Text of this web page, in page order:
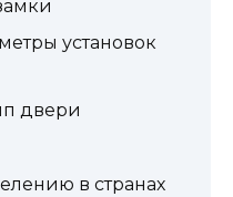
установок
двери
в странах